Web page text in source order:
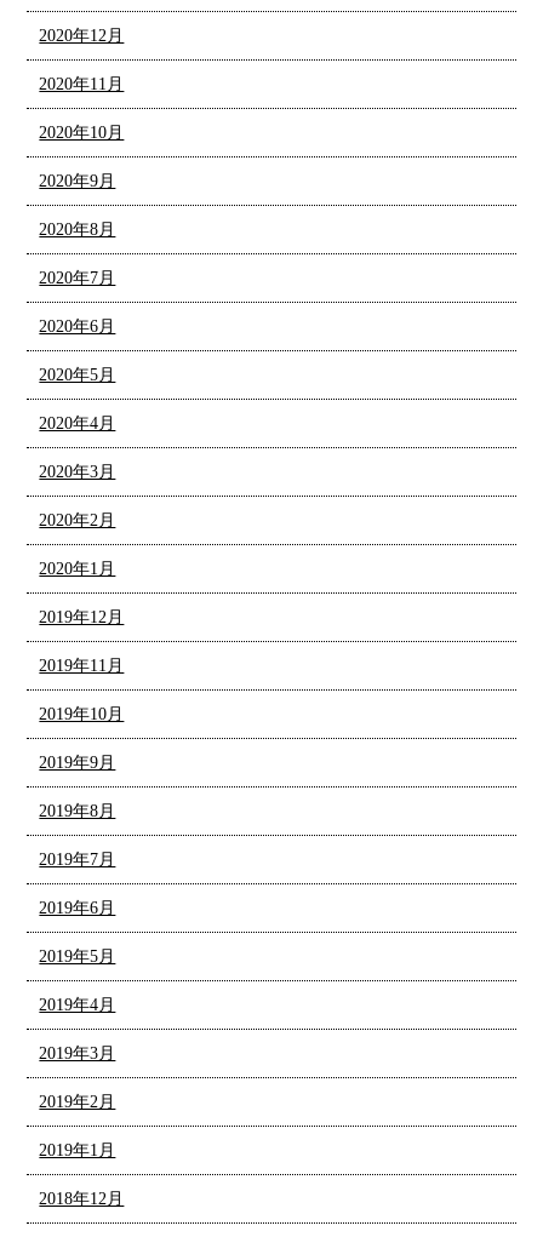
2020年12月
2020年11月
2020年10月
2020年9月
2020年8月
2020年7月
2020年6月
2020年5月
2020年4月
2020年3月
2020年2月
2020年1月
2019年12月
2019年11月
2019年10月
2019年9月
2019年8月
2019年7月
2019年6月
2019年5月
2019年4月
2019年3月
2019年2月
2019年1月
2018年12月